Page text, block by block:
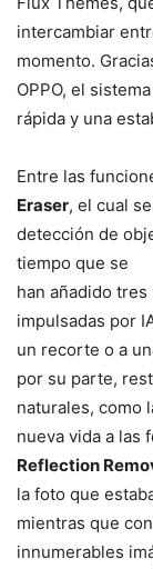
intercambiar
momento.
OPPO, el
rápida y una
Entre las
Eraser, el cual
detección de
tiempo que se
han añadido
impulsadas por
un recorte o a
por su parte,
naturales, como
nueva vida a las
Reflection
la foto que
mientras que
innumerables